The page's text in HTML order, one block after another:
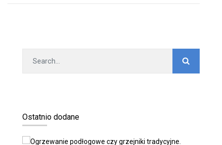
Ostatnio dodane